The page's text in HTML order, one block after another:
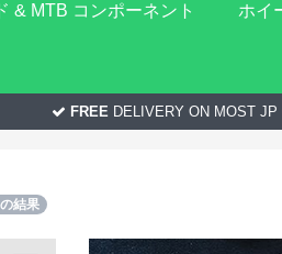
& MTB コンポーネント ホイ
FREE DELIVERY ON MOST
結果